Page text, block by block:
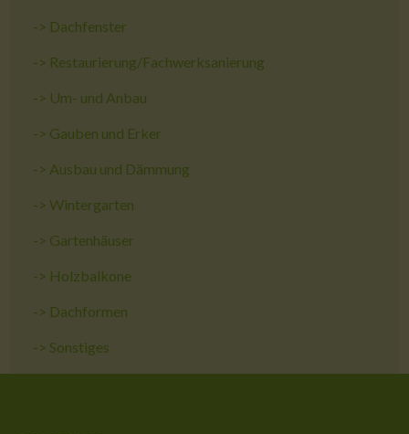
-> Dachfenster
-> Restaurierung/Fachwerksanierung
-> Um- und Anbau
-> Gauben und Erker
-> Ausbau und Dämmung
->Wintergarten
-> Gartenhäuser
-> Holzbalkone
-> Dachformen
-> Sonstiges